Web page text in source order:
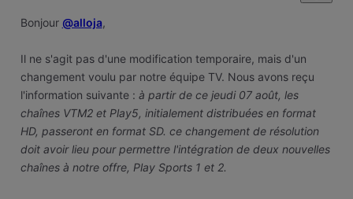
Bonjour @alloja,
Il ne s'agit pas d'une modification temporaire, mais d'un
changement voulu par notre équipe TV. Nous avons reçu
l'information suivante : à partir de ce jeudi 07 août, les
chaînes VTM2 et Play5, initialement distribuées en format
HD, passeront en format SD. ce changement de résolution
doit avoir lieu pour permettre l'intégration de deux nouvelles
chaînes à notre offre, Play Sports 1 et 2.